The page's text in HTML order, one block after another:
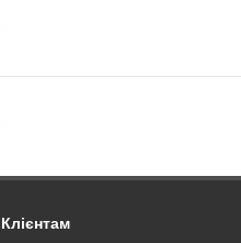
Клієнтам